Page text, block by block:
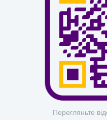
Перегляньте